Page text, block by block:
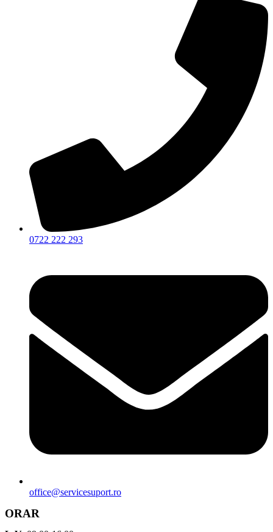
0722 222 293
office@servicesuport.ro
ORAR